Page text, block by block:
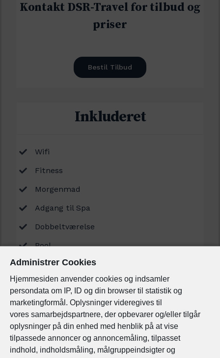
Administrer Cookies
Hjemmesiden anvender cookies og indsamler
persondata om IP, ID og din browser til statistik og
marketingformål. Oplysninger videregives til
voressamarbejdspartnere, der opbevarer og/eller tilgår
oplysninger på din enhed med henblik på at vise
tilpassede annoncer og annoncemåling, tilpasset
indhold, indholdsmåling, målgruppeindsigter og
Kontakt DSR-Travel for tilbud og
priser
Bestil Tilbud
Inkluderet
Wifi
Fitness
Morgenmad
Adgang til Spa
Dobbeltværelse
Pool
Fornavn *